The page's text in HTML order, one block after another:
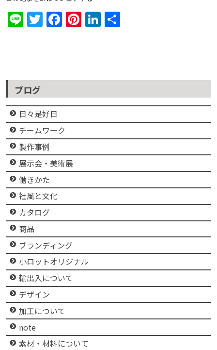
LineTwitter
Facebook
Pinterest
LinkedIn
ブログ
日々是好日
チームワーク
製作事例
展示会・美術展
働きかた
社風と文化
カタログ
商品
ブランディング
小ロットオリジナル
輸出入について
デザイン
加工について
note
素材・材料について